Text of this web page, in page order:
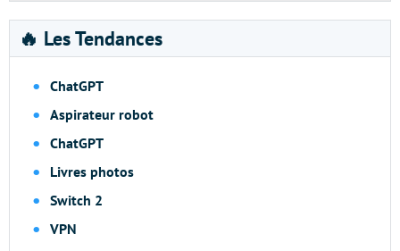
🔥 Les Tendances
ChatGPT
Aspirateur robot
ChatGPT
Livres photos
Switch 2
VPN